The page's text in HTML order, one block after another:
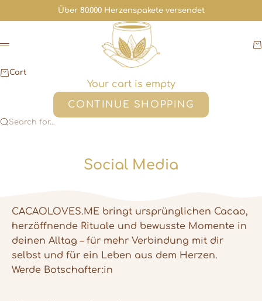
Skip to contentÜber 80.000 Herzenspakete versendet
Cacaoloves.me
Menu
Cart
Your cart is empty
CONTINUE SHOPPING
Search for...
Social Media
CACAOLOVES.ME bringt ursprünglichen Cacao,
herzöffnende Rituale und bewusste Momente in
deinen Alltag – für mehr Verbindung mit dir
selbst und für ein Leben aus dem Herzen.
Werde Botschafter:in